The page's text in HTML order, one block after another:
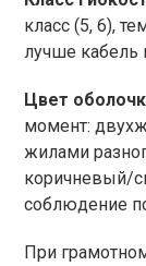
класс (5, 6),
лучше кабель
Цвет
момент:
жилами
коричневый/
соблюдение
При